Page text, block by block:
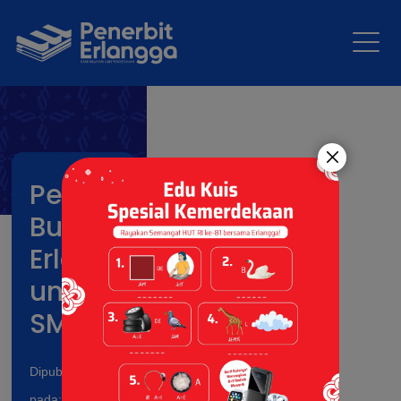
Penulis
Buku
Erlangga
untuk
SMP/SMA/SMK
Dipublikasikan